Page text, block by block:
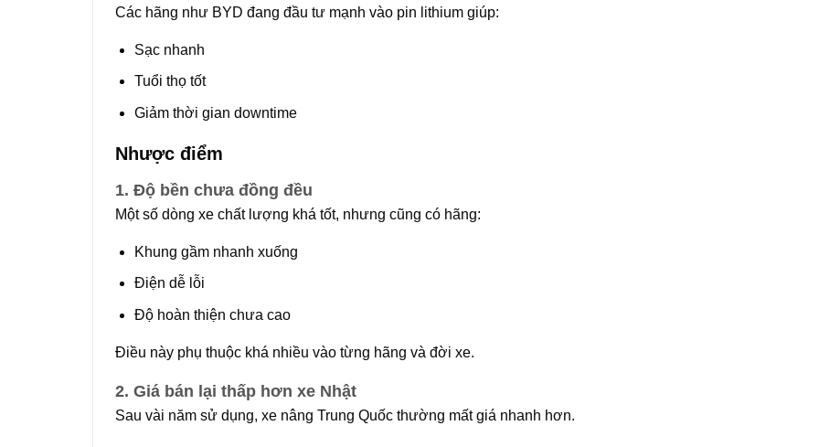
Các hãng như BYD đang đầu tư mạnh vào pin lithium giúp:
Sạc nhanh
Tuổi thọ tốt
Giảm thời gian downtime
Nhược điểm
1. Độ bền chưa đồng đều
Một số dòng xe chất lượng khá tốt, nhưng cũng có hãng:
Khung gầm nhanh xuống
Điện dễ lỗi
Độ hoàn thiện chưa cao
Điều này phụ thuộc khá nhiều vào từng hãng và đời xe.
2. Giá bán lại thấp hơn xe Nhật
Sau vài năm sử dụng, xe nâng Trung Quốc thường mất giá nhanh hơn.